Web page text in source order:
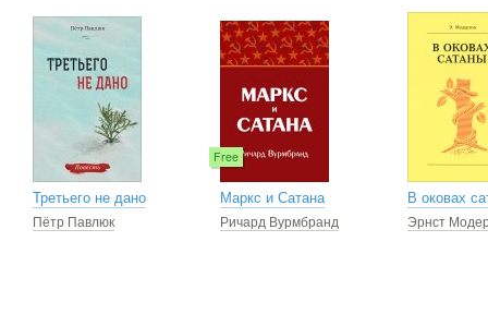
Третьего не дано
Пётр Павлюк
Free
Маркс и Сатана
Ричард Вурмбранд
В оковах
Эрнст